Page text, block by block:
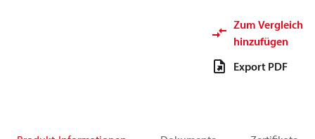
Zum Vergleich
hinzufügen
Export PDF